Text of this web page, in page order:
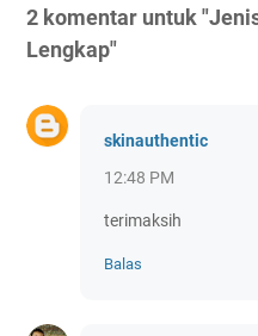
2 komentar untuk
Lengkap"
skinauthentic
12:48 PM
terimaksih
Balas